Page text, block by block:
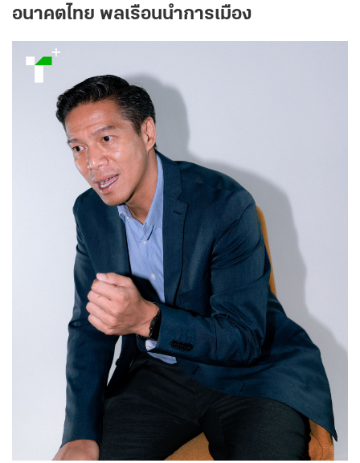
อนาคตไทย พลเรือนนำการเมือง